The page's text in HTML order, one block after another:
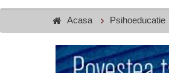
Acasa Psihoeducatie